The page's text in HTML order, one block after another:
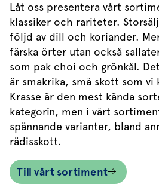
Låt oss presentera vårt
klassiker och rariteter.
följd av dill och koriander.
färska örter utan också
som pak choi och grönkål.
är smakrika, små skott som
Krasse är den mest kända
kategorin, men i vårt
spännande varianter, bland
rädisskott.
Till vårt sortiment